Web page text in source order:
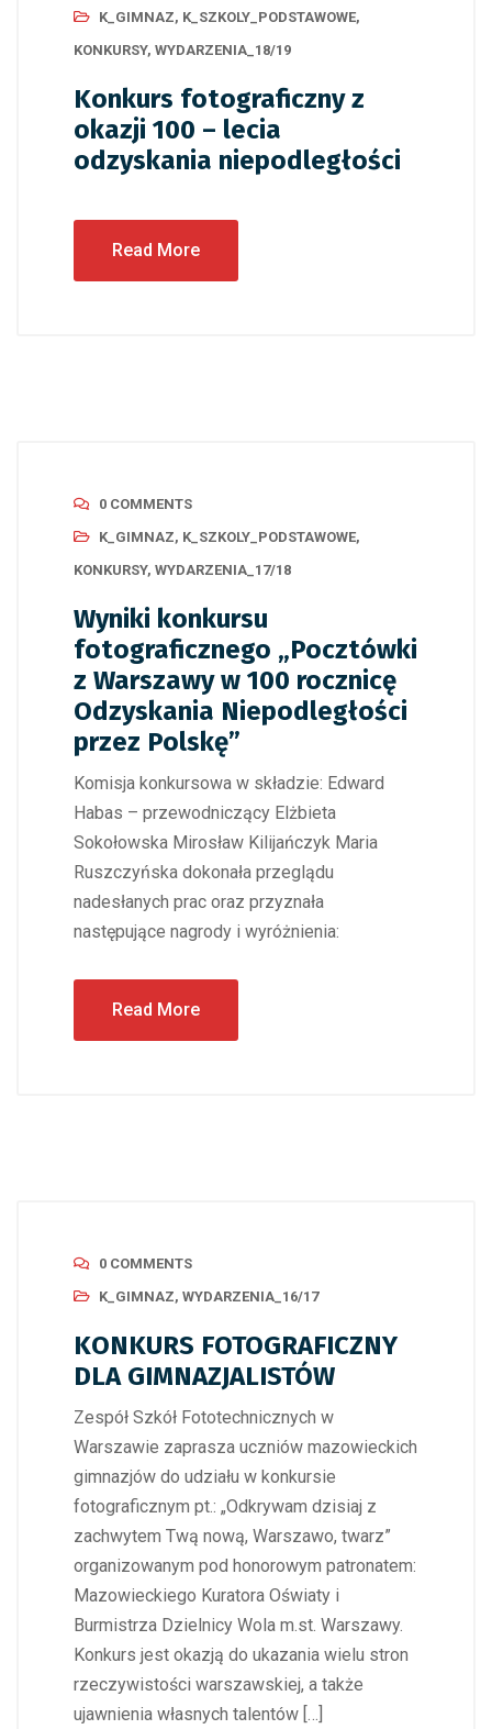
K_GIMNAZ, K_SZKOLY_PODSTAWOWE,
KONKURSY, WYDARZENIA_18/19
Konkurs fotograficzny z
okazji 100 – lecia
odzyskania niepodległości
Read More
0 COMMENTS
K_GIMNAZ, K_SZKOLY_PODSTAWOWE,
KONKURSY, WYDARZENIA_17/18
Wyniki konkursu
fotograficznego „Pocztówki
z Warszawy w 100 rocznicę
Odzyskania Niepodległości
przez Polskę”
Komisja konkursowa w składzie: Edward
Habas – przewodniczący Elżbieta
Sokołowska Mirosław Kilijańczyk Maria
Ruszczyńska dokonała przeglądu
nadesłanych prac oraz przyznała
następujące nagrody i wyróżnienia:
Read More
0 COMMENTS
K_GIMNAZ, WYDARZENIA_16/17
KONKURS FOTOGRAFICZNY
DLA GIMNAZJALISTÓW
Zespół Szkół Fototechnicznych w
Warszawie zaprasza uczniów mazowieckich
gimnazjów do udziału w konkursie
fotograficznym pt.: „Odkrywam dzisiaj z
zachwytem Twą nową, Warszawo, twarz”
organizowanym pod honorowym patronatem:
Mazowieckiego Kuratora Oświaty i
Burmistrza Dzielnicy Wola m.st. Warszawy.
Konkurs jest okazją do ukazania wielu stron
rzeczywistości warszawskiej, a także
ujawnienia własnych talentów […]